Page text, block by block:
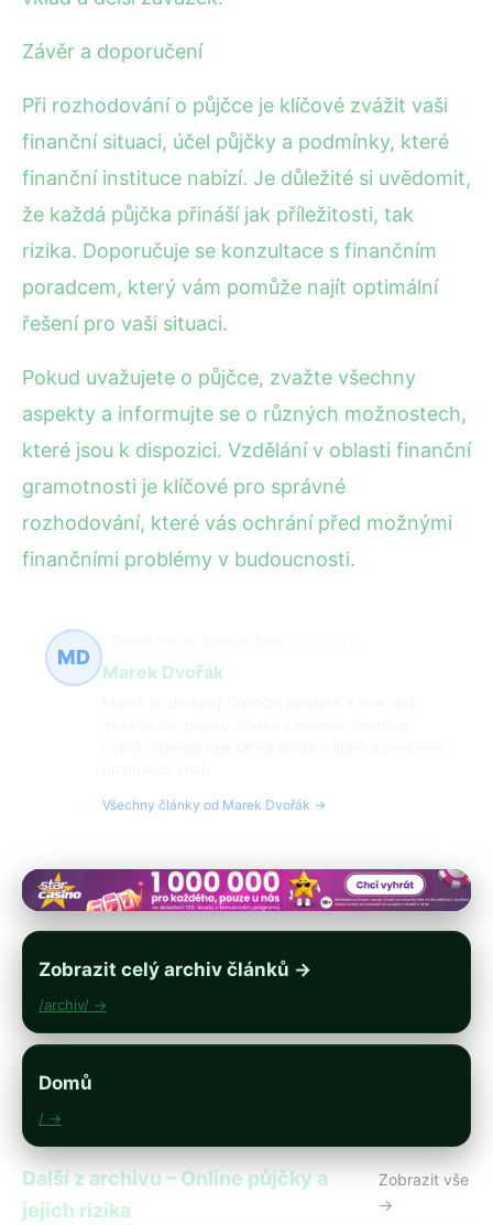
Závěr a doporučení
Při rozhodování o půjčce je klíčové zvážit vaši
finanční situaci, účel půjčky a podmínky, které
finanční instituce nabízí. Je důležité si uvědomit,
že každá půjčka přináší jak příležitosti, tak
rizika. Doporučuje se konzultace s finančním
poradcem, který vám pomůže najít optimální
řešení pro vaši situaci.
Pokud uvažujete o půjčce, zvažte všechny
aspekty a informujte se o různých možnostech,
které jsou k dispozici. Vzdělání v oblasti finanční
gramotnosti je klíčové pro správné
rozhodování, které vás ochrání před možnými
finančními problémy v budoucnosti.
MD
Marek Dvořák
Všechny články od Marek Dvořák →
Zobrazit celý archiv článků →
/archiv/ →
Domů
/ →
Další z archivu – Online půjčky a
jejich rizika
Zobrazit vše
→